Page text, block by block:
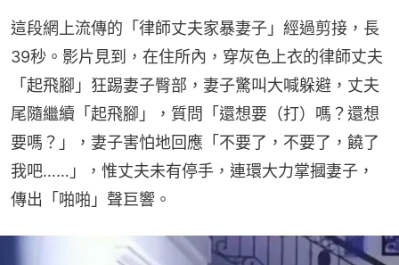
這段網上流傳的「律師丈夫家暴妻子」經過剪接，長
39秒。影片見到，在住所內，穿灰色上衣的律師丈夫
「起飛腳」狂踢妻子臀部，妻子驚叫大喊躲避，丈夫
尾隨繼續「起飛腳」，質問「還想要（打）嗎？還想
要嗎？」，妻子害怕地回應「不要了，不要了，饒了
我吧……」，惟丈夫未有停手，連環大力掌摑妻子，
傳出「啪啪」聲巨響。